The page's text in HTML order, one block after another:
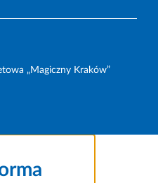
„Magiczny Kraków”